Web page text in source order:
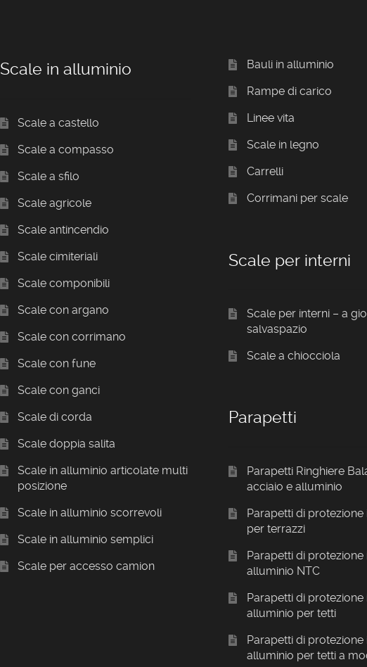
Scale in alluminio
Scale a castello
Scale a compasso
Scale a sfilo
Scale agricole
Scale antincendio
Scale cimiteriali
Scale componibili
Scale con argano
Scale con corrimano
Scale con fune
Scale con ganci
Scale di corda
Scale doppia salita
Scale in alluminio articolate multi
posizione
Scale in alluminio scorrevoli
Scale in alluminio semplici
Scale per accesso camion
Bauli in alluminio
Rampe di carico
Linee vita
Scale in legno
Carrelli
Corrimani per scale
Scale per interni
Scale per interni – a
salvaspazio
Scale a chiocciola
Parapetti
Parapetti Ringhiere
acciaio e alluminio
Parapetti di protezione
per terrazzi
Parapetti di protezione
alluminio NTC
Parapetti di protezione
alluminio per tetti
Parapetti di protezione
alluminio per tetti a